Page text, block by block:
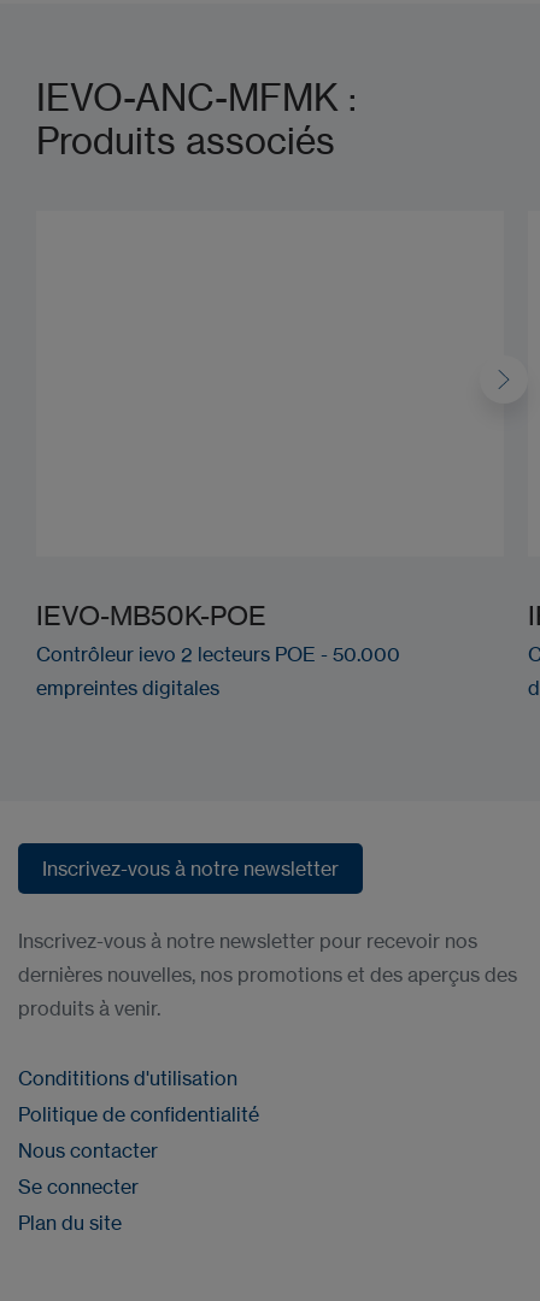
IEVO-ANC-MFMK :
Produits associés
IEVO-MB50K-POE
Contrôleur ievo 2 lecteurs POE - 50.000
empreintes digitales
Inscrivez-vous à notre newsletter
Inscrivez-vous à notre newsletter pour recevoir nos
dernières nouvelles, nos promotions et des aperçus des
produits à venir.
Condititions d'utilisation
Politique de confidentialité
Nous contacter
Se connecter
Plan du site